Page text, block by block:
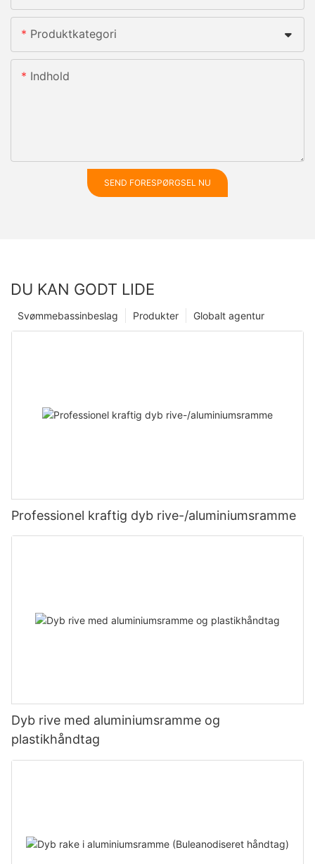
Produktkategori
Indhold
SEND FORESPØRGSEL NU
DU KAN GODT LIDE
Globalt agentur
Produkter
Svømmebassinbeslag
Professionel kraftig dyb rive-/aluminiumsramme
Dyb rive med aluminiumsramme og
plastikhåndtag